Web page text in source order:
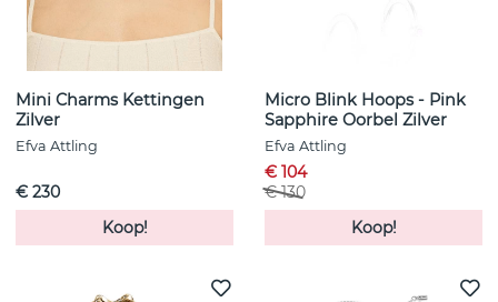
Mini Charms Kettingen
Zilver
Efva Attling
€ 230
Koop!
Micro Blink Hoops - Pink
Sapphire Oorbel Zilver
Efva Attling
€ 104
€ 130
Koop!